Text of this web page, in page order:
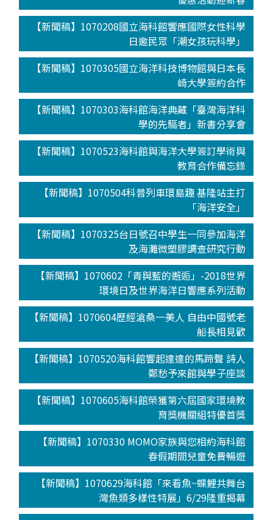
【新聞稿】1070208國立海科館響應國際女性科學
日邀民眾「潮女孩玩科學」
【新聞稿】1070305國立海洋科技博物館與日本長
崎大學簽約合作
【新聞稿】1070303海科館海洋典藏「臺灣海洋科
學的先驅者」新書分享會
【新聞稿】1070523海科館與海洋大學簽訂學術與
教育合作備忘錄
【新聞稿】1070504科普列車環島趣 基隆站主打
「海洋安全」
【新聞稿】1070325台日號召中學生一同參加海洋
及海灘微塑膠調查研究行動
【新聞稿】1070602「青與藍的邂逅」-2018世界
環境日及世界海洋日響應系列活動
【新聞稿】1070604歷經滄桑一美人 自由中國號老
船長相見歡
【新聞稿】1070520海科館響起達達的馬蹄聲 詩人
鄭愁予來館與學子座談
【新聞稿】1070605海科館榮獲第六屆國家環境教
育獎機關組特優首獎
【新聞稿】1070330 MOMO家族與您相約海科館
春假期間兒童免費暢遊
【新聞稿】1070629海科館「來看魚~蝶鯉共舞台
灣魚類多樣性特展」6/29隆重揭幕